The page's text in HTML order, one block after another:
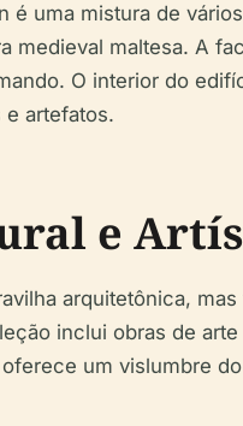
é uma mistura de
medieval maltesa. A
O interior do
artefatos.
e
arquitetônica,
inclui obras de
um vislumbre